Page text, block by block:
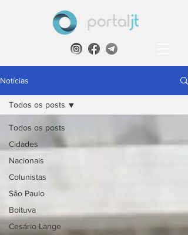
Notícias
Todos os posts
Cidades
Nacionais
Colunistas
São Paulo
Boituva
Cesário Lange
Todos os posts